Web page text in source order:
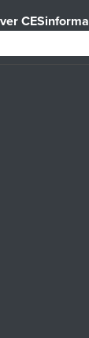
CESinforma